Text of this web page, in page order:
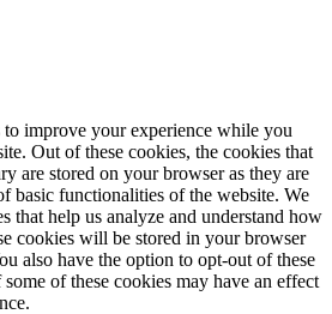
to improve your experience while you
Out of these cookies, the cookies that
are stored on your browser as they are
basic functionalities of the website. We
that help us analyze and understand how
cookies will be stored in your browser
also have the option to opt-out of these
of these cookies may have an effect